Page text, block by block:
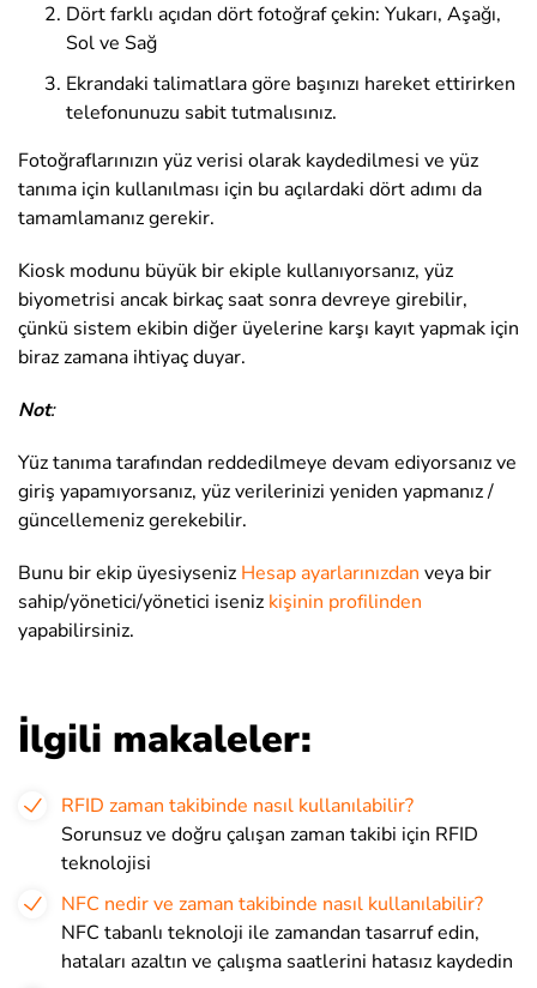
Dört farklı açıdan dört fotoğraf çekin: Yukarı, Aşağı,
Sol ve Sağ
Ekrandaki talimatlara göre başınızı hareket ettirirken
telefonunuzu sabit tutmalısınız.
Fotoğraflarınızın yüz verisi olarak kaydedilmesi ve yüz
tanıma için kullanılması için bu açılardaki dört adımı da
tamamlamanız gerekir.
Kiosk modunu büyük bir ekiple kullanıyorsanız, yüz
biyometrisi ancak birkaç saat sonra devreye girebilir,
çünkü sistem ekibin diğer üyelerine karşı kayıt yapmak için
biraz zamana ihtiyaç duyar.
Not:
Yüz tanıma tarafından reddedilmeye devam ediyorsanız ve
giriş yapamıyorsanız, yüz verilerinizi yeniden yapmanız /
güncellemeniz gerekebilir.
Bunu bir ekip üyesiyseniz Hesap ayarlarınızdan veya bir
sahip/yönetici/yönetici iseniz kişinin profilinden
yapabilirsiniz.
İlgili makaleler:
RFID zaman takibinde nasıl kullanılabilir?
Sorunsuz ve doğru çalışan zaman takibi için RFID
teknolojisi
NFC nedir ve zaman takibinde nasıl kullanılabilir?
NFC tabanlı teknoloji ile zamandan tasarruf edin,
hataları azaltın ve çalışma saatlerini hatasız kaydedin